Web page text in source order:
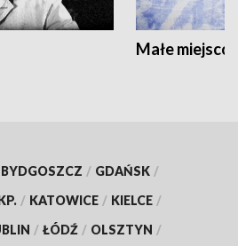
Małe
BYDGOSZCZ / GDAŃSK /
/ KATOWICE / KIELCE /
/ ŁÓDŹ / OLSZTYN /